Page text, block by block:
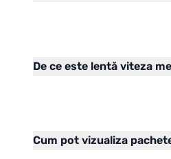
De ce este lentă viteza
Cum pot vizualiza